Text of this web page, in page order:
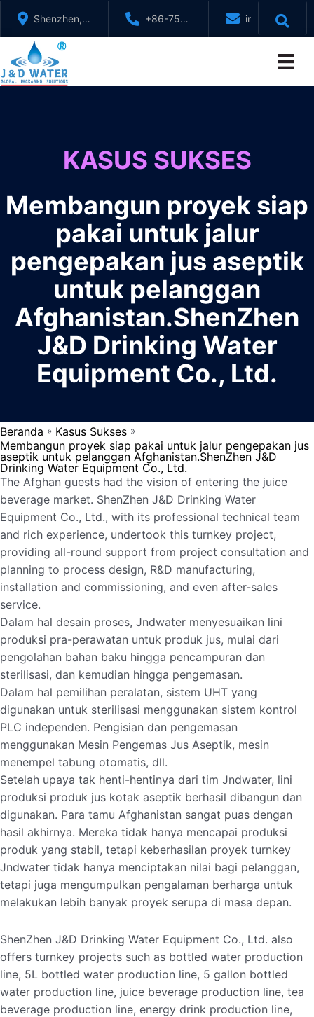
Shenzhen,
GuangDong,
Cina
+86-755-
88321071
KASUS SUKSES
Membangun proyek siap
pakai untuk jalur
pengepakan jus aseptik
untuk pelanggan
Afghanistan.ShenZhen
J&D Drinking Water
Equipment Co., Ltd.
Beranda » Kasus Sukses »
Membangun proyek siap pakai untuk jalur pengepakan jus
aseptik untuk pelanggan Afghanistan.ShenZhen J&D
Drinking Water Equipment Co., Ltd.
The Afghan guests had the vision of entering the juice
beverage market. ShenZhen J&D Drinking Water
Equipment Co., Ltd., with its professional technical team
and rich experience, undertook this turnkey project,
providing all-round support from project consultation and
planning to process design, R&D manufacturing,
installation and commissioning, and even after-sales
service. ​
Dalam hal desain proses, Jndwater menyesuaikan lini
produksi pra-perawatan untuk produk jus, mulai dari
pengolahan bahan baku hingga pencampuran dan
sterilisasi, dan kemudian hingga pengemasan.
Dalam hal pemilihan peralatan, sistem UHT yang
digunakan untuk sterilisasi menggunakan sistem kontrol
PLC independen. Pengisian dan pengemasan
menggunakan Mesin Pengemas Jus Aseptik, mesin
menempel tabung otomatis, dll.
Setelah upaya tak henti-hentinya dari tim Jndwater, lini
produksi produk jus kotak aseptik berhasil dibangun dan
digunakan. Para tamu Afghanistan sangat puas dengan
hasil akhirnya. Mereka tidak hanya mencapai produksi
produk yang stabil, tetapi keberhasilan proyek turnkey
Jndwater tidak hanya menciptakan nilai bagi pelanggan,
tetapi juga mengumpulkan pengalaman berharga untuk
melakukan lebih banyak proyek serupa di masa depan.
ShenZhen J&D Drinking Water Equipment Co., Ltd. also
offers turnkey projects such as bottled water production
line, 5L bottled water production line, 5 gallon bottled
water production line, juice beverage production line, tea
beverage production line, energy drink production line,